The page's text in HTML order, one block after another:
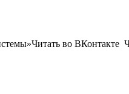
во ВКонтакте